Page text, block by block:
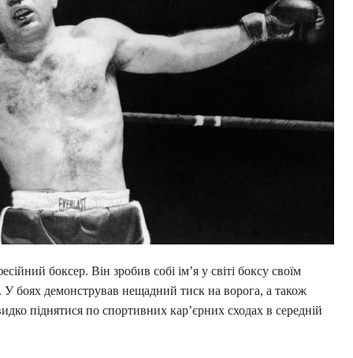
боксер. Він зробив собі ім’я у світі боксу своїм
боях демонстрував нещадний тиск на ворога, а також
піднятися по спортивних кар’єрних сходах в середній